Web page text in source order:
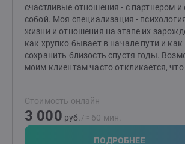
счастливые отношения - с партнером и
собой. Моя специализация -
жизни и отношения на этапе их
как хрупко бывает в начале пути и как
сохранить близость спустя годы.
моим клиентам часто откликается,
прочитаешь в учебниках. В своей
бережный подход, практические
глубокое уважение к уникальному
задача помочь вам услышать себя,
Стоимость онлайн
3 000 руб. /≈ 60 мин.
ПОДРОБНЕЕ